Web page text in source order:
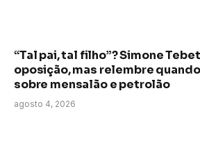
“Tal pai, tal filho”? Simone
oposição, mas relembre
sobre mensalão e petrolão
agosto 4, 2026